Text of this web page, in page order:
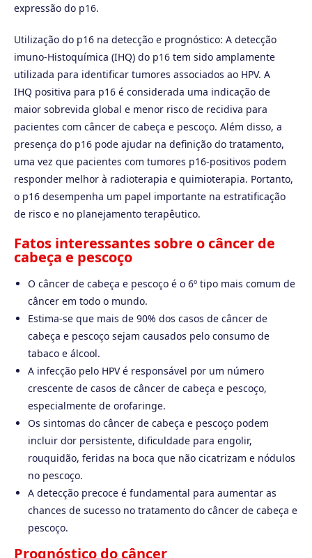
expressão do p16.
Utilização do p16 na detecção e prognóstico: A detecção
imuno-Histoquímica (IHQ) do p16 tem sido amplamente
utilizada para identificar tumores associados ao HPV. A
IHQ positiva para p16 é considerada uma indicação de
maior sobrevida global e menor risco de recidiva para
pacientes com câncer de cabeça e pescoço. Além disso, a
presença do p16 pode ajudar na definição do tratamento,
uma vez que pacientes com tumores p16-positivos podem
responder melhor à radioterapia e quimioterapia. Portanto,
o p16 desempenha um papel importante na estratificação
de risco e no planejamento terapêutico.
Fatos interessantes sobre o câncer de
cabeça e pescoço
O câncer de cabeça e pescoço é o 6º tipo mais comum de
câncer em todo o mundo.
Estima-se que mais de 90% dos casos de câncer de
cabeça e pescoço sejam causados pelo consumo de
tabaco e álcool.
A infecção pelo HPV é responsável por um número
crescente de casos de câncer de cabeça e pescoço,
especialmente de orofaringe.
Os sintomas do câncer de cabeça e pescoço podem
incluir dor persistente, dificuldade para engolir,
rouquidão, feridas na boca que não cicatrizam e nódulos
no pescoço.
A detecção precoce é fundamental para aumentar as
chances de sucesso no tratamento do câncer de cabeça e
pescoço.
Prognóstico do câncer